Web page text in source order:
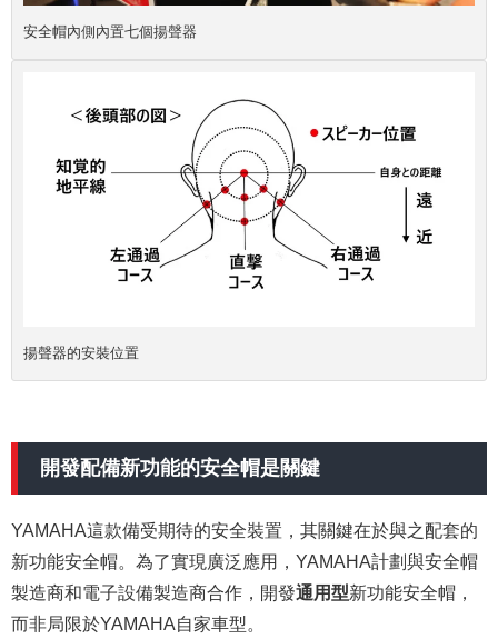
安全帽內側內置七個揚聲器
揚聲器的安裝位置
開發配備新功能的安全帽是關鍵
YAMAHA這款備受期待的安全裝置，其關鍵在於與之配套的
新功能安全帽。為了實現廣泛應用，YAMAHA計劃與安全帽
製造商和電子設備製造商合作，開發通用型新功能安全帽，
而非局限於YAMAHA自家車型。